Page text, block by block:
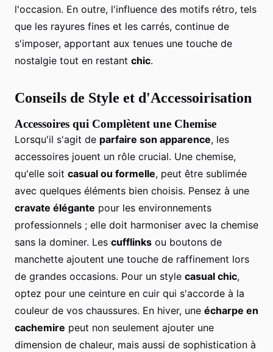
l'occasion. En outre, l'influence des motifs rétro, tels
que les rayures fines et les carrés, continue de
s'imposer, apportant aux tenues une touche de
nostalgie tout en restant chic.
Conseils de Style et d'Accessoirisation
Accessoires qui Complètent une Chemise
Lorsqu'il s'agit de parfaire son apparence, les
accessoires jouent un rôle crucial. Une chemise,
qu'elle soit casual ou formelle, peut être sublimée
avec quelques éléments bien choisis. Pensez à une
cravate élégante pour les environnements
professionnels ; elle doit harmoniser avec la chemise
sans la dominer. Les cufflinks ou boutons de
manchette ajoutent une touche de raffinement lors
de grandes occasions. Pour un style casual chic,
optez pour une ceinture en cuir qui s'accorde à la
couleur de vos chaussures. En hiver, une écharpe en
cachemire peut non seulement ajouter une
dimension de chaleur, mais aussi de sophistication à